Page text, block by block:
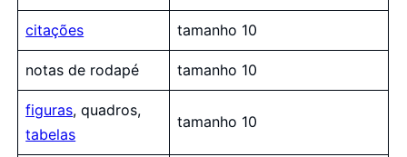
citações tamanho 10
notas de rodapé tamanho 10
figuras, quadros,
tabelas
tamanho 10